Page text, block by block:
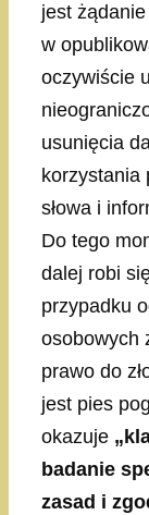
jest
w
oczywiście
usunięcia
korzystania
słowa i
Do tego
dalej robi
przypadku
osobowych
prawo do
jest pies
okazuje
badanie
zasad i